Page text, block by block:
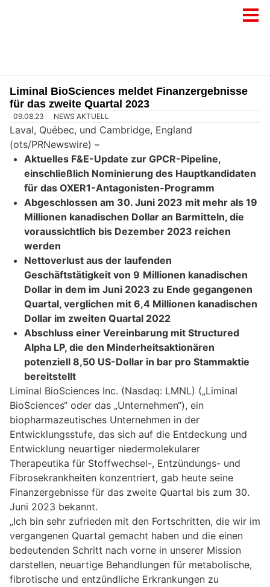
Liminal BioSciences meldet Finanzergebnisse
für das zweite Quartal 2023
09.08.23 NEWS AKTUELL
Laval, Québec, und Cambridge, England
(ots/PRNewswire) –
Aktuelles F&E-Update zur GPCR-Pipeline,
einschließlich Nominierung des Hauptkandidaten
für das OXER1-Antagonisten-Programm
Abgeschlossen am 30. Juni 2023 mit mehr als 19
Millionen kanadischen Dollar an Barmitteln, die
voraussichtlich bis Dezember 2023 reichen
werden
Nettoverlust aus der laufenden
Geschäftstätigkeit von 9 Millionen kanadischen
Dollar in dem im Juni 2023 zu Ende gegangenen
Quartal, verglichen mit 6,4 Millionen kanadischen
Dollar im zweiten Quartal 2022
Abschluss einer Vereinbarung mit Structured
Alpha LP, die den Minderheitsaktionären
potenziell 8,50 US-Dollar in bar pro Stammaktie
bereitstellt
Liminal BioSciences Inc. (Nasdaq: LMNL) („Liminal
BioSciences“ oder das „Unternehmen“), ein
biopharmazeutisches Unternehmen in der
Entwicklungsstufe, das sich auf die Entdeckung und
Entwicklung neuartiger niedermolekularer
Therapeutika für Stoffwechsel-, Entzündungs- und
Fibrosekrankheiten konzentriert, gab heute seine
Finanzergebnisse für das zweite Quartal bis zum 30.
Juni 2023 bekannt.
„Ich bin sehr zufrieden mit den Fortschritten, die wir im
vergangenen Quartal gemacht haben und die einen
bedeutenden Schritt nach vorne in unserer Mission
darstellen, neuartige Behandlungen für metabolische,
fibrotische und entzündliche Erkrankungen zu